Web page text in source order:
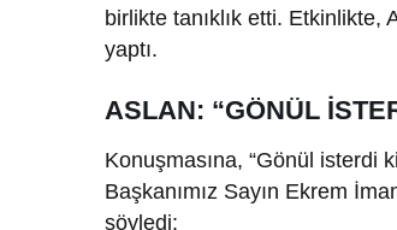
birlikte tanıklık etti.
yaptı.
ASLAN: “GÖNÜL
Konuşmasına, “Gönül isterdi
Başkanımız Sayın Ekrem
söyledi: